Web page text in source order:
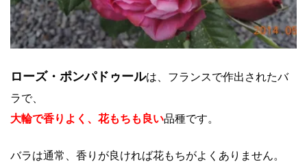
ローズ・ポンパドゥールは、フランスで作出されたバ
ラで、
大輪で香りよく、花もちも良い品種です。
バラは通常、香りが良ければ花もちがよくありません。